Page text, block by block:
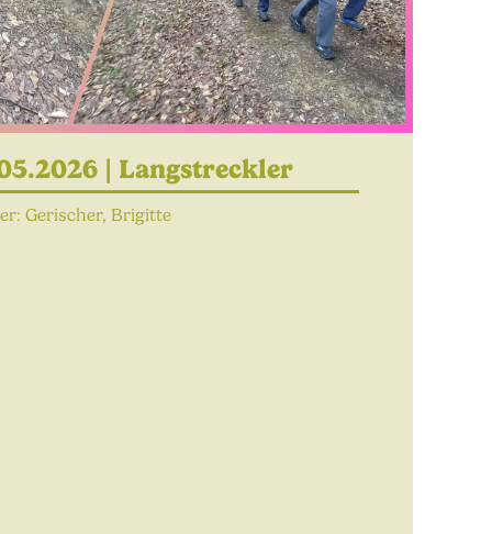
| Langstreckler
Gerischer, Brigitte